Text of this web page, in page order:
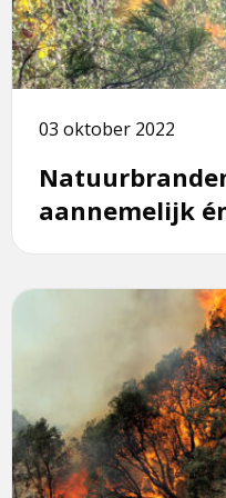
aannemelijk
03 oktober 2022
de
toekomst:
aannemelijk
én
grote
impact
Lees
Natuurbranden
steeds
groter
en
moeilijker